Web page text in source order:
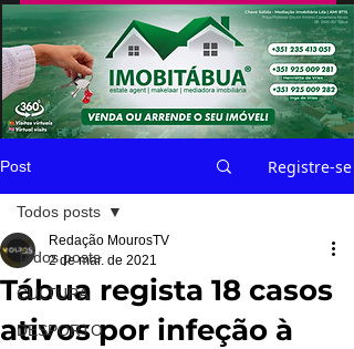
Post Registre-se
Todos posts
CULTURA
DESPORTO
Todos posts
Tábua regista 18 casos
ativos por infeção à
Redação MourosTV
2 de mar. de 2021